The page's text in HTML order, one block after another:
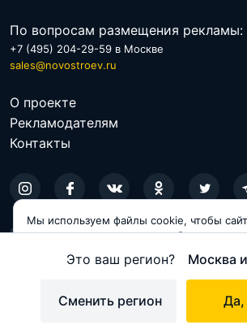
Это ваш регион? Москва
Сменить регион Да,
По вопросам размещения рекламы:
+7 (495) 204-29-59 в Москве
sales@novostroev.ru
О проекте
Рекламодателям
Контакты
© 2026 NOVOSTROEV.RU
Политика обработки персональных данных
Мы используем файлы cookie, чтобы
корректно и становился удобнее для
Принимаю